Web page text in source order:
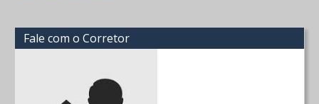
Fale com o Corretor